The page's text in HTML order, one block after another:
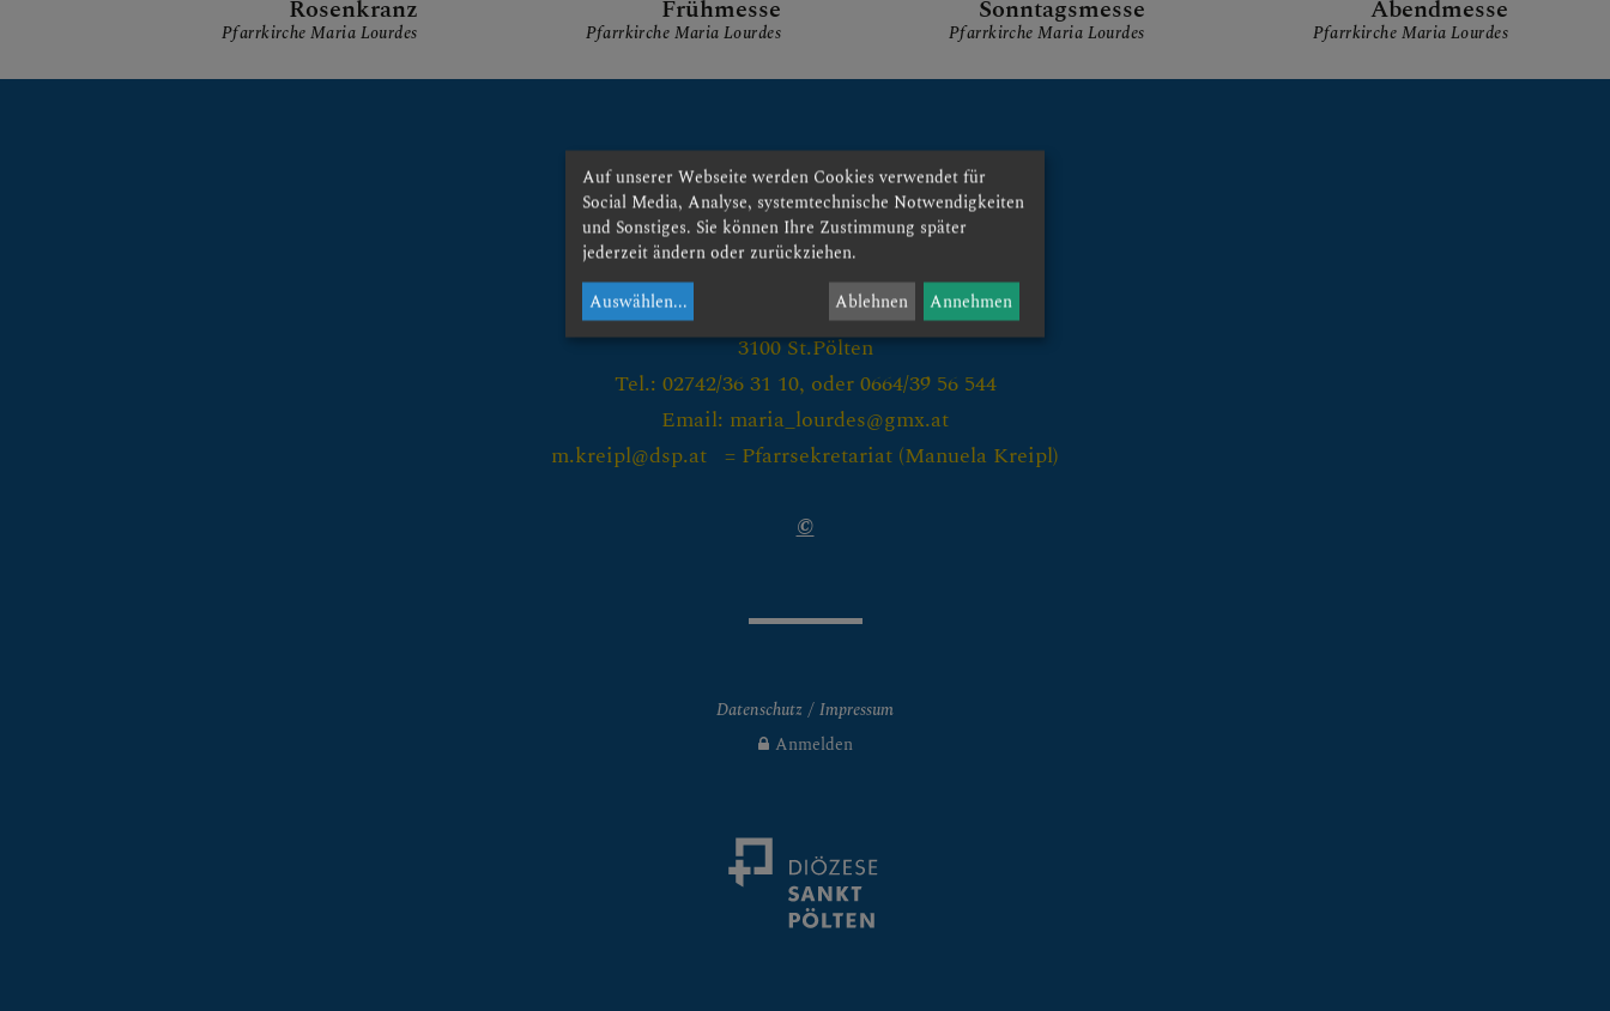
KLICKEN SIE AUF DAS "+", UM UNTERMENÜS ZU
ÖFFNEN
GRUPPEN, RUNDEN, EVENTS, AKTIONEN
GESCHICHTE DER PFARRE
Rosenkranz
Pfarrkirche Maria Lourdes
Frühmesse
Pfarrkirche Maria Lourdes
Sonntagsmesse
Pfarrkirche Maria Lourdes
Abendmesse
Pfarrkirche Maria Lourdes
Kontakt:
Pfarre St.Pölten - Maria Lourdes
Kremserlandstraße 48
3100 St.Pölten
Tel.: 02742/36 31 10, oder 0664/39 56 544
Email: maria_lourdes@gmx.at
m.kreipl@dsp.at = Pfarrsekretariat (Manuela Kreipl)
©
Datenschutz
Impressum
Anmelden
Auf unserer Webseite werden Cookies verwendet für
Social Media, Analyse, systemtechnische Notwendigkeiten
und Sonstiges. Sie können Ihre Zustimmung später
jederzeit ändern oder zurückziehen.
Auswählen... Ablehnen Annehmen